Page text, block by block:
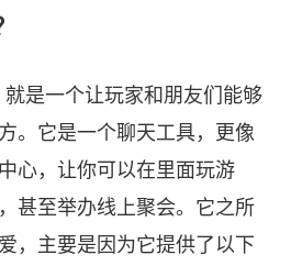
是一个让玩家和朋友们能够
。它是一个聊天工具，更像
心，让你可以在里面玩游
甚至举办线上聚会。它之所
，主要是因为它提供了以下